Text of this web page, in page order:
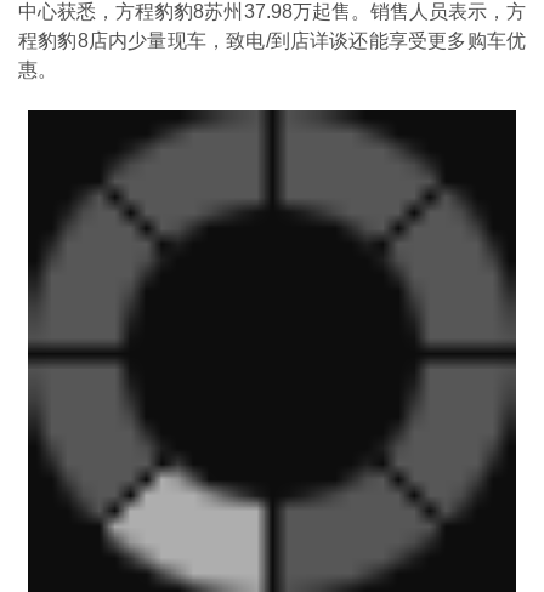
中心获悉，方程豹豹8苏州37.98万起售。销售人员表示，方
程豹豹8店内少量现车，致电/到店详谈还能享受更多购车优
惠。